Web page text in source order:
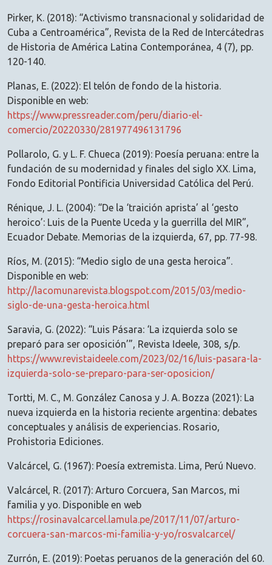
Pirker, K. (2018): “Activismo transnacional y solidaridad de
Cuba a Centroamérica”, Revista de la Red de Intercátedras
de Historia de América Latina Contemporánea, 4 (7), pp.
120-140.
Planas, E. (2022): El telón de fondo de la historia.
Disponible en web:
https://www.pressreader.com/peru/diario-el-
comercio/20220330/281977496131796
Pollarolo, G. y L. F. Chueca (2019): Poesía peruana: entre la
fundación de su modernidad y finales del siglo XX. Lima,
Fondo Editorial Pontificia Universidad Católica del Perú.
Rénique, J. L. (2004): “De la ‘traición aprista’ al ‘gesto
heroico’: Luis de la Puente Uceda y la guerrilla del MIR”,
Ecuador Debate. Memorias de la izquierda, 67, pp. 77-98.
Ríos, M. (2015): “Medio siglo de una gesta heroica”.
Disponible en web:
http://lacomunarevista.blogspot.com/2015/03/medio-
siglo-de-una-gesta-heroica.html
Saravia, G. (2022): “Luis Pásara: ‘La izquierda solo se
preparó para ser oposición’”, Revista Ideele, 308, s/p.
https://www.revistaideele.com/2023/02/16/luis-pasara-la-
izquierda-solo-se-preparo-para-ser-oposicion/
Tortti, M. C., M. González Canosa y J. A. Bozza (2021): La
nueva izquierda en la historia reciente argentina: debates
conceptuales y análisis de experiencias. Rosario,
Prohistoria Ediciones.
Valcárcel, G. (1967): Poesía extremista. Lima, Perú Nuevo.
Valcárcel, R. (2017): Arturo Corcuera, San Marcos, mi
familia y yo. Disponible en web
https://rosinavalcarcel.lamula.pe/2017/11/07/arturo-
corcuera-san-marcos-mi-familia-y-yo/rosvalcarcel/
Zurrón, E. (2019): Poetas peruanos de la generación del 60.